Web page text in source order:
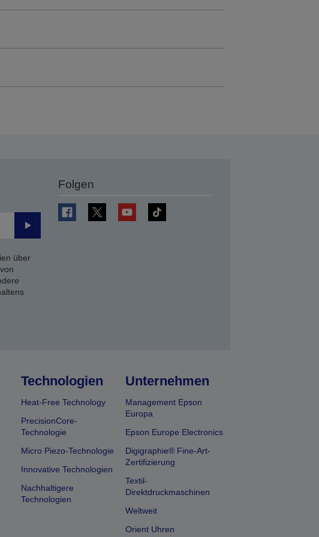
Senden
über
Folgen
Technologien
Heat-Free Technology
PrecisionCore-
Technologie
Micro Piezo-Technologie
Innovative Technologien
Nachhaltigere
Technologien
Unternehmen
Management Epson
Europa
Epson Europe Electronics
Digigraphie® Fine-Art-
Zertifizierung
Textil-
Direktdruckmaschinen
Weltweit
Orient Uhren